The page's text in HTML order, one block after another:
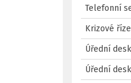
Telefonní
Krizové
Úřední
Úřední